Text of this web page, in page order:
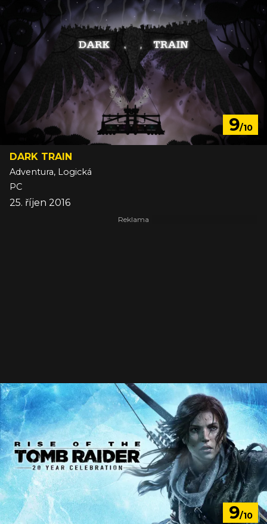
9/10
DARK TRAIN
Adventura, Logická
PC
25. říjen 2016
9/10